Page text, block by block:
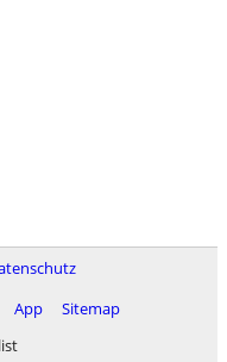
App
Sitemap